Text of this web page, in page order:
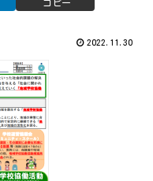
コピー
2022.11.30